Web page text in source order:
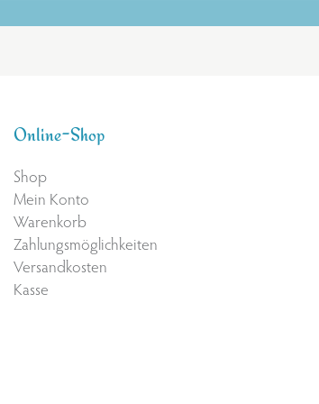
Online-Shop
Shop
Mein Konto
Warenkorb
Zahlungsmöglichkeiten
Versandkosten
Kasse